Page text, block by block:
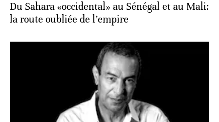
Du Sahara «occidental» au Sénégal et au Mali:
la route oubliée de l’empire